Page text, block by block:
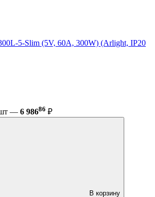
5-Slim (5V, 60A, 300W) (Arlight, IP20
шт — 6 98686 ₽
В корзину